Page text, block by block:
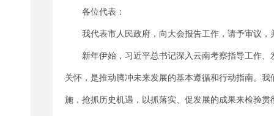
各位代表：
我代表市人民政府，向大会报告工作，请予审议
新年伊始，习近平总书记深入云南考察指导工作
关怀，是推动腾冲未来发展的基本遵循和行动指南。
施，抢抓历史机遇，以抓落实、促发展的成果来检验